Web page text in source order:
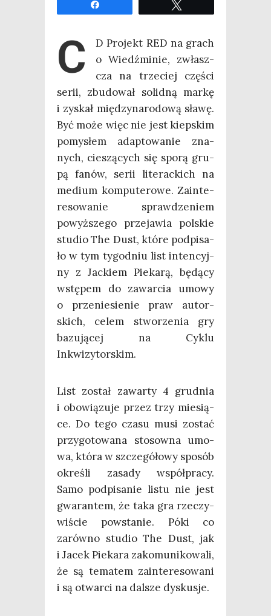
C
D Pro­jekt RED na grach
o Wiedź­mi­nie, zwłasz­
cza na trze­ciej czę­ści
serii, zbu­do­wał solid­ną mar­kę
i zyskał mię­dzy­na­ro­do­wą sła­wę.
Być może więc nie jest kiep­skim
pomy­słem adap­to­wa­nie zna­
nych, cie­szą­cych się spo­rą gru­
pą fanów, serii lite­rac­kich na
medium kom­pu­te­ro­we. Zain­te­
re­so­wa­nie spraw­dze­niem
powyż­sze­go prze­ja­wia pol­skie
stu­dio The Dust, któ­re pod­pi­sa­
ło w tym tygo­dniu list inten­cyj­
ny z Jac­kiem Pie­ka­rą, będą­cy
wstę­pem do zawar­cia umo­wy
o prze­nie­sie­nie praw autor­
skich, celem stwo­rze­nia gry
bazu­ją­cej na Cyklu
Inkwizytorskim.
List został zawar­ty 4 grud­nia
i obo­wią­zu­je przez trzy mie­sią­
ce. Do tego cza­su musi zostać
przy­go­to­wa­na sto­sow­na umo­
wa, któ­ra w szcze­gó­ło­wy spo­sób
okre­śli zasa­dy współ­pra­cy.
Samo pod­pi­sa­nie listu nie jest
gwa­ran­tem, że taka gra rze­czy­
wi­ście powsta­nie. Póki co
zarów­no stu­dio The Dust, jak
i Jacek Pie­ka­ra zako­mu­ni­ko­wa­li,
że są tema­tem zain­te­re­so­wa­ni
i są otwar­ci na dal­sze dyskusje.